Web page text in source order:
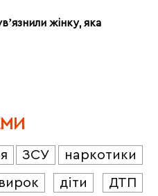
жінку, яка
ЗСУ
наркотики
вирок діти
ДТП